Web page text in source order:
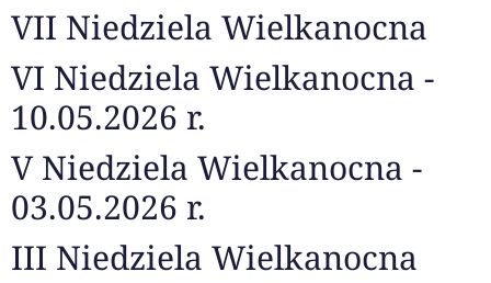
VII Niedziela Wielkanocna
VI Niedziela Wielkanocna -
10.05.2026 r.
V Niedziela Wielkanocna -
03.05.2026 r.
III Niedziela Wielkanocna